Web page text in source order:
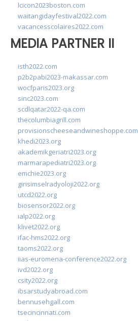
lcicon2023boston.com
waitangidayfestival2022.com
vacancesscolaires2022.com
MEDIA PARTNER II
isth2022.com
p2b2pabi2023-makassar.com
wocfparis2023.org
sinc2023.com
scdlqatar2022-qa.com
thecolumbiagrill.com
provisionscheeseandwineshoppe.com
khedi2023.org
akademikgeriatri2023.org
marmarapediatri2023.org
emchie2023.org
girisimselradyoloji2022.org
utcd2022.org
biosensor2022.org
ialp2022.org
klivet2022.org
ifac-hms2022.org
taoms2022.org
iias-euromena-conference2022.org
ivd2022.org
csity2022.org
ibsarstudyabroad.com
bennusehgall.com
tsecincinnati.com